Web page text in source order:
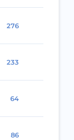
276
233
64
86